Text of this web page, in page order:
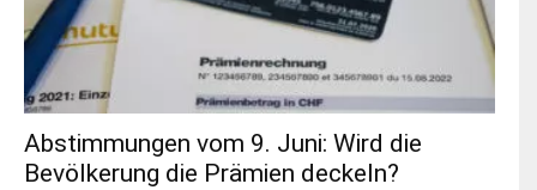
Abstimmungen vom 9. Juni: Wird die
Bevölkerung die Prämien deckeln?